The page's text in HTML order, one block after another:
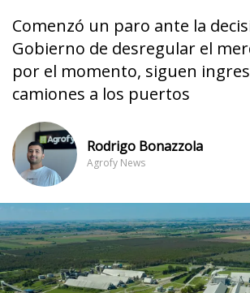
Comenzó un paro ante la
Gobierno de desregular el
por el momento, siguen
camiones a los puertos
Rodrigo Bonazzola
Agrofy News